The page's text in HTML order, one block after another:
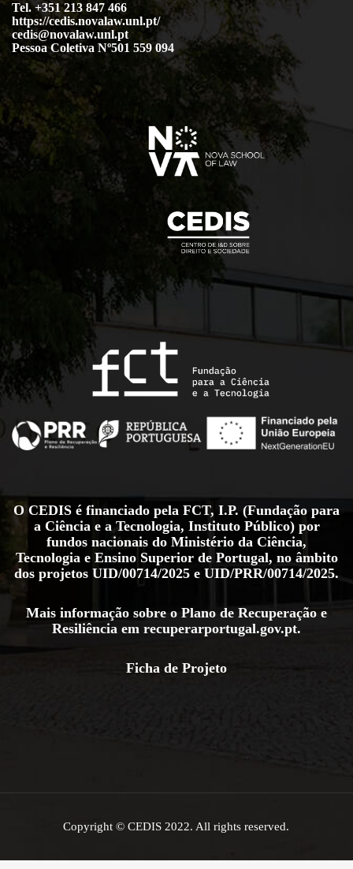
Tel. +351 213 847 466
https://cedis.novalaw.unl.pt/
cedis@novalaw.unl.pt
Pessoa Coletiva Nº501 559 094
O CEDIS é financiado pela FCT, I.P. (Fundação para
a Ciência e a Tecnologia, Instituto Público) por
fundos nacionais do Ministério da Ciência,
Tecnologia e Ensino Superior de Portugal, no âmbito
dos projetos UID/00714/2025 e UID/PRR/00714/2025.
Mais informação sobre o Plano de Recuperação e
Resiliência em recuperarportugal.gov.pt.
Ficha de Projeto
Copyright © CEDIS 2022. All rights reserved.